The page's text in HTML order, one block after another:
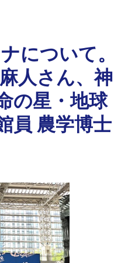
について。
人さん、神
の星・地球
員 農学博士